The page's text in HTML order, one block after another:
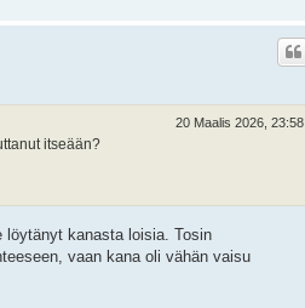
20 Maalis 2026, 23:58
itseään?
löytänyt kanasta loisia. Tosin
vaan kana oli vähän vaisu